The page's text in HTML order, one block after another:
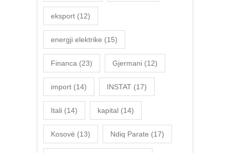
eksport (12)
energji elektrike (15)
Financa (23) Gjermani (12)
import (14) INSTAT (17)
Itali (14) kapital (14)
Kosovë (13) Ndiq Parate (17)